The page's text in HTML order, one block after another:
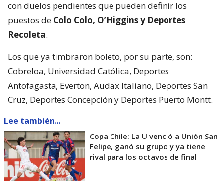
con duelos pendientes que pueden definir los
puestos de Colo Colo, O’Higgins y Deportes
Recoleta.
Los que ya timbraron boleto, por su parte, son:
Cobreloa, Universidad Católica, Deportes
Antofagasta, Everton, Audax Italiano, Deportes San
Cruz, Deportes Concepción y Deportes Puerto Montt.
Lee también...
Copa Chile: La U venció a Unión San
Felipe, ganó su grupo y ya tiene
rival para los octavos de final